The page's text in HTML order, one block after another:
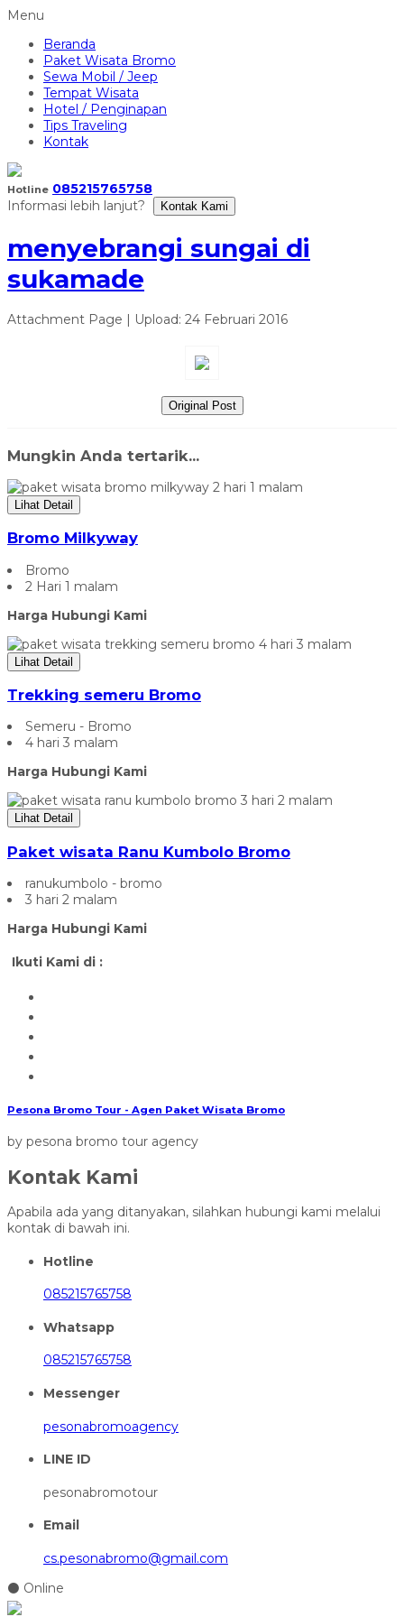
Menu
Beranda
Paket Wisata Bromo
Sewa Mobil / Jeep
Tempat Wisata
Hotel / Penginapan
Tips Traveling
Kontak
Hotline 085215765758
Informasi lebih lanjut?
Kontak Kami
menyebrangi sungai di
sukamade
Attachment Page | Upload: 24 Februari 2016
Original Post
Mungkin Anda tertarik...
Lihat Detail
Bromo Milkyway
Bromo
2 Hari 1 malam
Harga Hubungi Kami
Lihat Detail
Trekking semeru Bromo
Semeru - Bromo
4 hari 3 malam
Harga Hubungi Kami
Lihat Detail
Paket wisata Ranu Kumbolo Bromo
ranukumbolo - bromo
3 hari 2 malam
Harga Hubungi Kami
Ikuti Kami di :
Pesona Bromo Tour - Agen Paket Wisata Bromo
by pesona bromo tour agency
Kontak Kami
Apabila ada yang ditanyakan, silahkan hubungi kami melalui
kontak di bawah ini.
Hotline
085215765758
Whatsapp
085215765758
Messenger
pesonabromoagency
LINE ID
pesonabromotour
Email
cs.pesonabromo@gmail.com
⚫ Online